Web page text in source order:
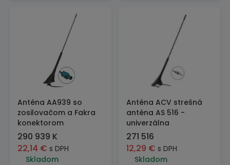
Anténa AA939 so
zosilovačom a Fakra
konektorom
290 939 K
22,14 € s DPH
Skladom
Anténa ACV strešná
anténa AS 516 -
univerzálna
271 516
12,29 € s DPH
Skladom